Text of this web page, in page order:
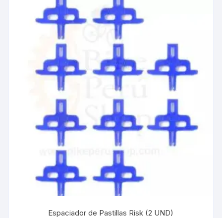
Espaciador de Pastillas Risk (2 UND)